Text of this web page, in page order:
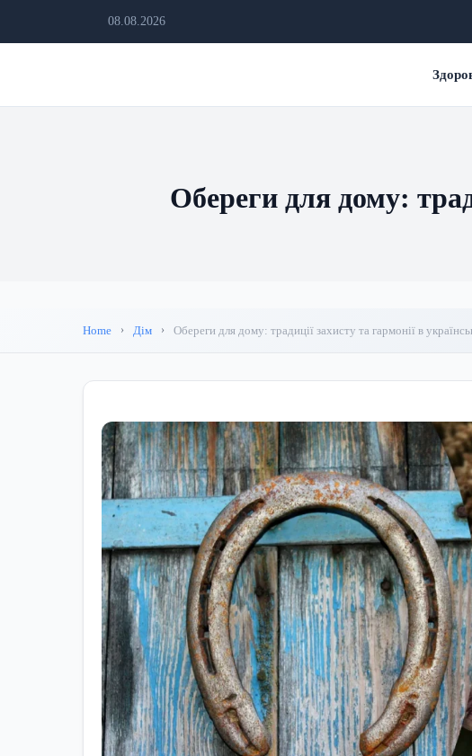
08.08.2026
Обереги для дому:
Home Дім Обереги для дому: традиції захисту та гармонії в